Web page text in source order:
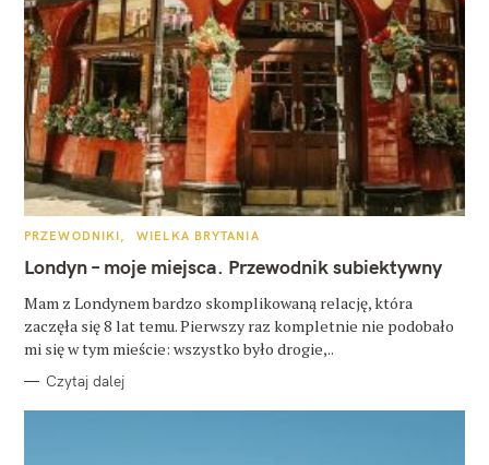
K
T
E
O
R
I
PRZEWODNIKI WIELKA BRYTANIA
Londyn – moje miejsca. Przewodnik subiektywny
Mam z Londynem bardzo skomplikowaną relację, która
zaczęła się 8 lat temu. Pierwszy raz kompletnie nie podobało
mi się w tym mieście: wszystko było drogie,..
Czytaj dalej